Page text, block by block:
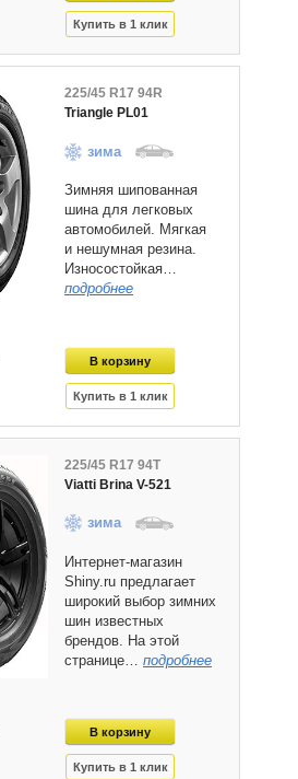
225/45 R17 94R
Triangle PL01
зима
Зимняя шипованная
шина для легковых
автомобилей. Мягкая
и нешумная резина.
Износостойкая…
подробнее
225/45 R17 94T
Viatti Brina V-521
зима
Интернет-магазин
Shiny.ru предлагает
широкий выбор зимних
шин известных
брендов. На этой
странице… подробнее